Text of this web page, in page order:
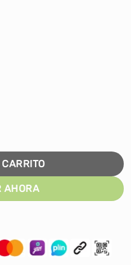
BOY cantidad
AHORA